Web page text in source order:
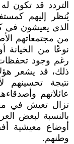
التردد قد تكون
يُنظر إليهم
الذي يعيشون في
من مجتمعاتهم
نوعًا من الخيانة
رغم وجود
ذلك، قد يشعر
نتيجة تحسينهم
عائلاتهم
تزال تعيش في
بالنسبة لبعض
أوضاع معيشية
وطنهم.